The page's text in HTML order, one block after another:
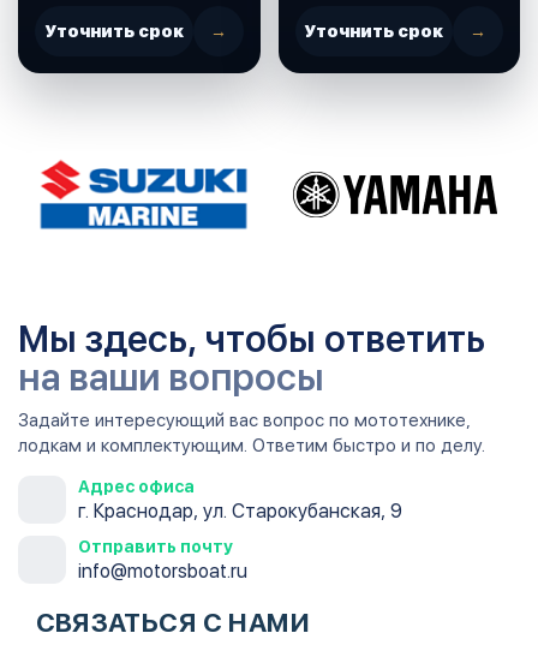
Уточнить срок → Уточнить срок →
Мы здесь, чтобы ответить
на ваши вопросы
Задайте интересующий вас вопрос по мототехнике,
лодкам и комплектующим. Ответим быстро и по делу.
Адрес офиса
г. Краснодар, ул. Старокубанская, 9
Отправить почту
info@motorsboat.ru
СВЯЗАТЬСЯ С НАМИ